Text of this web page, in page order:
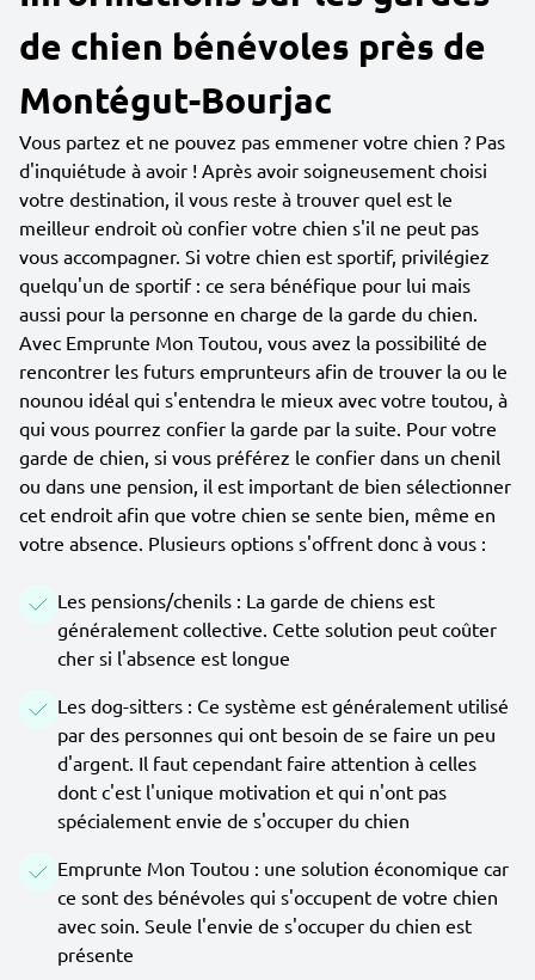
de chien bénévoles près de
Montégut-Bourjac
Vous partez et ne pouvez pas emmener votre chien ? Pas
d'inquiétude à avoir ! Après avoir soigneusement choisi
votre destination, il vous reste à trouver quel est le
meilleur endroit où confier votre chien s'il ne peut pas
vous accompagner. Si votre chien est sportif, privilégiez
quelqu'un de sportif : ce sera bénéfique pour lui mais
aussi pour la personne en charge de la garde du chien.
Avec Emprunte Mon Toutou, vous avez la possibilité de
rencontrer les futurs emprunteurs afin de trouver la ou le
nounou idéal qui s'entendra le mieux avec votre toutou, à
qui vous pourrez confier la garde par la suite. Pour votre
garde de chien, si vous préférez le confier dans un chenil
ou dans une pension, il est important de bien sélectionner
cet endroit afin que votre chien se sente bien, même en
votre absence. Plusieurs options s'offrent donc à vous :
Les pensions/chenils : La garde de chiens est
généralement collective. Cette solution peut coûter
cher si l'absence est longue
Les dog-sitters : Ce système est généralement utilisé
par des personnes qui ont besoin de se faire un peu
d'argent. Il faut cependant faire attention à celles
dont c'est l'unique motivation et qui n'ont pas
spécialement envie de s'occuper du chien
Emprunte Mon Toutou : une solution économique car
ce sont des bénévoles qui s'occupent de votre chien
avec soin. Seule l'envie de s'occuper du chien est
présente